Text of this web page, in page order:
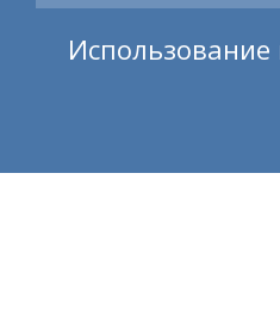
Использование